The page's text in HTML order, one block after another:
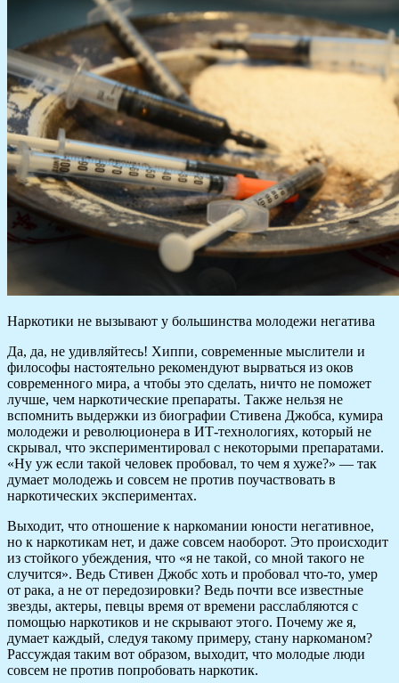
Наркотики не вызывают у большинства молодежи негатива
Да, да, не удивляйтесь! Хиппи, современные мыслители и
философы настоятельно рекомендуют вырваться из оков
современного мира, а чтобы это сделать, ничто не поможет
лучше, чем наркотические препараты. Также нельзя не
вспомнить выдержки из биографии Стивена Джобса, кумира
молодежи и революционера в ИТ-технологиях, который не
скрывал, что экспериментировал с некоторыми препаратами.
«Ну уж если такой человек пробовал, то чем я хуже?» — так
думает молодежь и совсем не против поучаствовать в
наркотических экспериментах.
Выходит, что отношение к наркомании юности негативное,
но к наркотикам нет, и даже совсем наоборот. Это происходит
из стойкого убеждения, что «я не такой, со мной такого не
случится». Ведь Стивен Джобс хоть и пробовал что-то, умер
от рака, а не от передозировки? Ведь почти все известные
звезды, актеры, певцы время от времени расслабляются с
помощью наркотиков и не скрывают этого. Почему же я,
думает каждый, следуя такому примеру, стану наркоманом?
Рассуждая таким вот образом, выходит, что молодые люди
совсем не против попробовать наркотик.